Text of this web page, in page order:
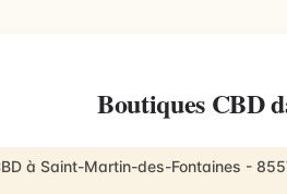
Boutiques CBD
à Saint-Martin-des-Fontaines -